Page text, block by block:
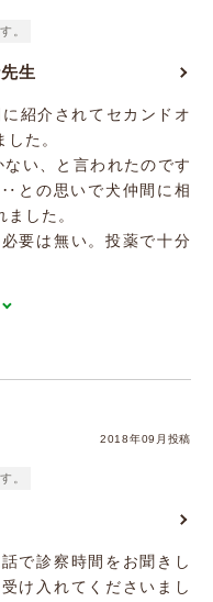
。
生
紹介されてセカンドオ
た。
い、と言われたのです
との思いで犬仲間に相
した。
要は無い。投薬で十分
2018年09月投稿
。
で診察時間をお聞きし
け入れてくださいまし